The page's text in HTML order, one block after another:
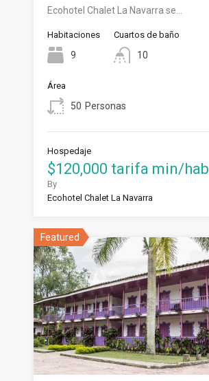
Ecohotel Chalet La Navarra se…
Habitaciones
9
Cuartos de baño
10
Área
50 Personas
Hospedaje
$120,000 tarifa min/hab
By
Ecohotel Chalet La Navarra
Featured